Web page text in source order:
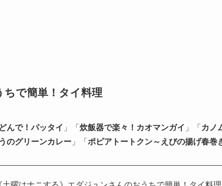
で簡単！タイ料理
んで！パッタイ 」「 炊飯器で楽々！カオマンガイ 」「 カノ
のグリーンカレー 」「 ポピアトートクン～えびの揚げ春巻